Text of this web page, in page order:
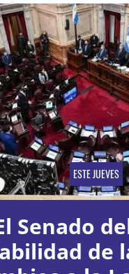
ESTE JUEVES
Senado
de